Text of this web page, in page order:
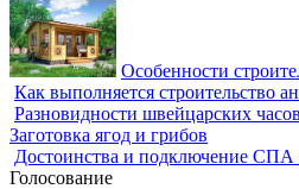
Особенности
Как выполняется строительство
Разновидности швейцарских
Заготовка ягод и грибов
Достоинства и подключение СПА
Голосование